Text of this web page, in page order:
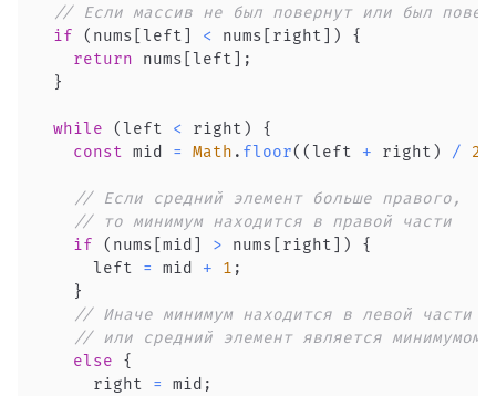
// Если массив не был повернут или был
if
( nums left < nums right )
{
return nums left
;
}
while (left < right )
{
const mid = Math . floor( (left + right ) / 2
// Если средний элемент больше правого,
// то минимум находится в правой части
if
( nums mid > nums right )
{
      left
= mid + 1 ;
}
// Иначе минимум находится в левой части
// или средний элемент является минимумом
else
{
      right
= mid ;